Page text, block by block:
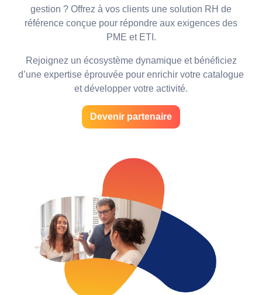
gestion ? Offrez à vos clients une solution RH de
référence conçue pour répondre aux exigences des
PME et ETI.
Rejoignez un écosystème dynamique et bénéficiez
d’une expertise éprouvée pour enrichir votre catalogue
et développer votre activité.
Devenir partenaire